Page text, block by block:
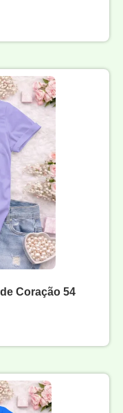
Coração 54